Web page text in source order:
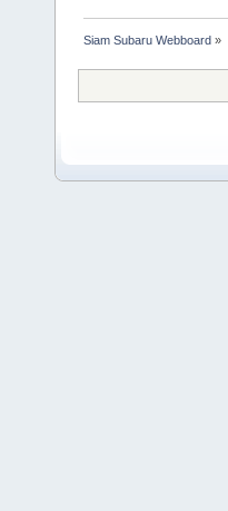
Siam Subaru Webboard »